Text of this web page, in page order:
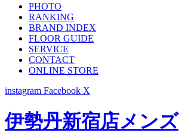
PHOTO
RANKING
BRAND INDEX
FLOOR GUIDE
SERVICE
CONTACT
ONLINE STORE
instagram Facebook X
伊勢丹新宿店メンズ